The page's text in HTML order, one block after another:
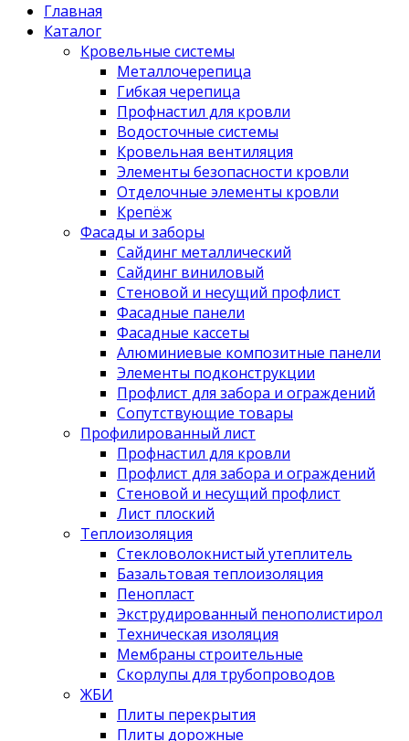
Главная
Каталог
Кровельные системы
Металлочерепица
Гибкая черепица
Профнастил для кровли
Водосточные системы
Кровельная вентиляция
Элементы безопасности кровли
Отделочные элементы кровли
Крепёж
Фасады и заборы
Сайдинг металлический
Сайдинг виниловый
Стеновой и несущий профлист
Фасадные панели
Фасадные кассеты
Алюминиевые композитные панели
Элементы подконструкции
Профлист для забора и ограждений
Сопутствующие товары
Профилированный лист
Профнастил для кровли
Профлист для забора и ограждений
Стеновой и несущий профлист
Лист плоский
Теплоизоляция
Стекловолокнистый утеплитель
Базальтовая теплоизоляция
Пенопласт
Экструдированный пенополистирол
Техническая изоляция
Мембраны строительные
Скорлупы для трубопроводов
ЖБИ
Плиты перекрытия
Плиты дорожные